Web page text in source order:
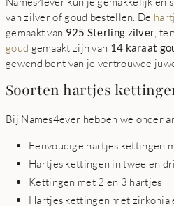
van zilver of goud bestellen. De
gemaakt van 925 Sterling zilver ,
goud gemaakt zijn van 14 karaat
gewend bent van je vertrouwde
Soorten hartjes
Bij Names4ever hebben we onder
Eenvoudige hartjes kettingen
Hartjes kettingen in twee en
Kettingen met 2 en 3 hartjes
Hartjes kettingen met zirkonia